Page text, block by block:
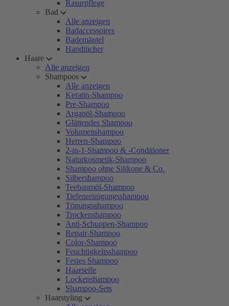
Rasurpflege
Bad
Alle anzeigen
Badaccessoires
Bademäntel
Handtücher
Haare
Alle anzeigen
Shampoos
Alle anzeigen
Keratin-Shampoo
Pre-Shampoo
Arganöl-Shampoo
Glättendes Shampoo
Volumenshampoo
Herren-Shampoo
2-in-1-Shampoo & -Conditioner
Naturkosmetik-Shampoo
Shampoo ohne Silikone & Co.
Silbershampoo
Teebaumöl-Shampoo
Tiefenreinigungsshampoo
Tönungsshampoo
Trockenshampoo
Anti-Schuppen-Shampoo
Repair-Shampoo
Color-Shampoo
Feuchtigkeitsshampoo
Festes Shampoo
Haarseife
Lockenshampoo
Shampoo-Sets
Haarstyling